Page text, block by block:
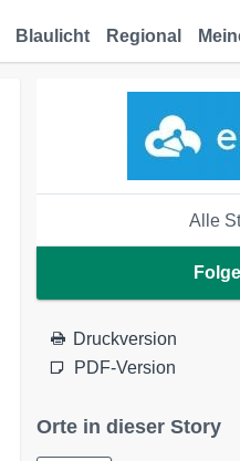
Blaulicht Regional
Alle
Druckversion
PDF-Version
Orte in dieser Story